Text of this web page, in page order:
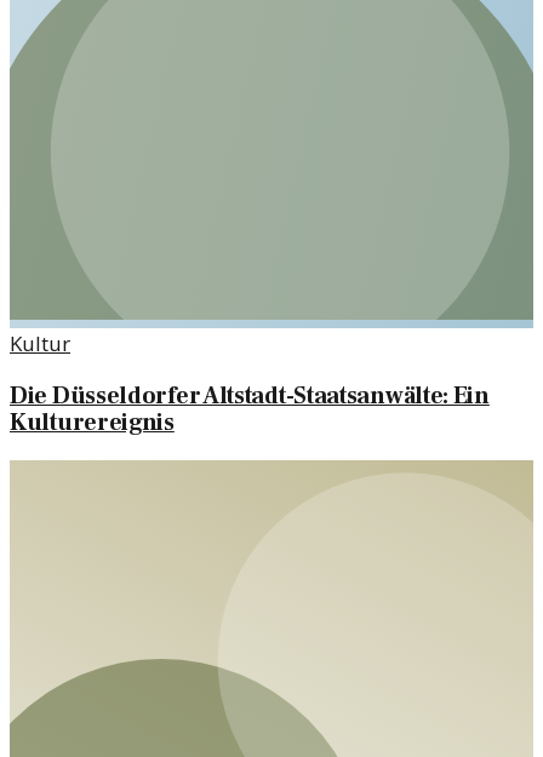
Kultur
Die Düsseldorfer Altstadt-Staatsanwälte: Ein
Kulturereignis